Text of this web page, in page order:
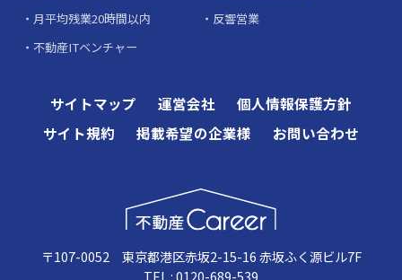
月平均残業20時間以内
反響営業
不動産ITベンチャー
サイトマップ 運営会社
個人情報保護方針
サイト規約
掲載希望の企業様 お問い合わせ
〒107-0052 東京都港区赤坂2-15-16 赤坂ふく源ビル7F
TEL : 0120-689-539